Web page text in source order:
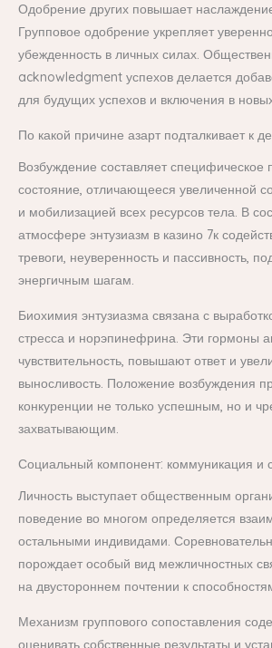
Одобрение других повышает
Групповое одобрение укрепляет
убежденность в личных силах.
acknowledgment успехов делается
для будущих успехов и включения в
По какой причине азарт подталкивает к
Возбуждение составляет специфическое
состояние, отличающееся увеличенной
и мобилизацией всех ресурсов тела. В
атмосфере энтузиазм в казино 7к
тревоги, неуверенность и пассивность,
энергичным шагам.
Биохимия энтузиазма связана с
стресса и норэпинефрина. Эти гормоны
чувствительность, повышают ответ и
выносливость. Положение возбуждения
конкуренции не только успешным, но и
захватывающим.
Социальный компонент: коммуникация и
Личность выступает общественным
поведение во многом определяется
остальными индивидами.
порождает особый вид межличностных
на двустороннем почтении к
Механизм группового сопоставления
оценивать собственные результаты и